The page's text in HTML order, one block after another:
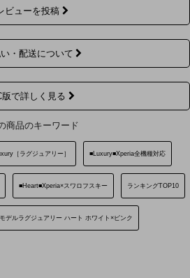
ビューを投稿
・配送について
版で詳しく見る
商品のキーワード
［ラグジュアリー］ ■Luxury■Xperia全機種対応
■Heart■Xperia×スワロフスキー ランキングTOP10
デルラグジュアリー ハート ホワイト×ピンク